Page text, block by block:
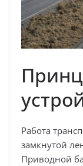
Работа
замкнутой
Приводной